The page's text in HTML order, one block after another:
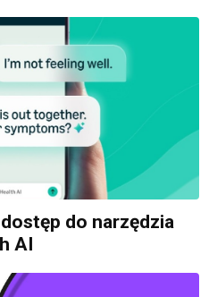
do narzędzia
AI